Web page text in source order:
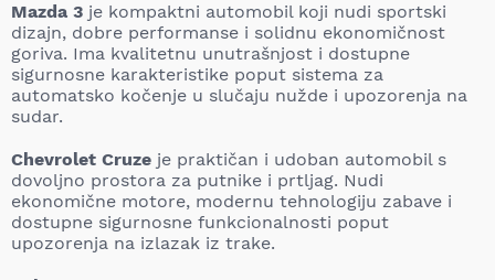
Mazda 3 je kompaktni automobil koji nudi sportski
dizajn, dobre performanse i solidnu ekonomičnost
goriva. Ima kvalitetnu unutrašnjost i dostupne
sigurnosne karakteristike poput sistema za
automatsko kočenje u slučaju nužde i upozorenja na
sudar.
Chevrolet Cruze je praktičan i udoban automobil s
dovoljno prostora za putnike i prtljag. Nudi
ekonomične motore, modernu tehnologiju zabave i
dostupne sigurnosne funkcionalnosti poput
upozorenja na izlazak iz trake.